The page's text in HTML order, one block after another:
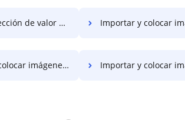
valor en PDF en Brave Importar y colocar imágenes en PDF en el
en PDF en Motorola Importar y colocar imágenes en